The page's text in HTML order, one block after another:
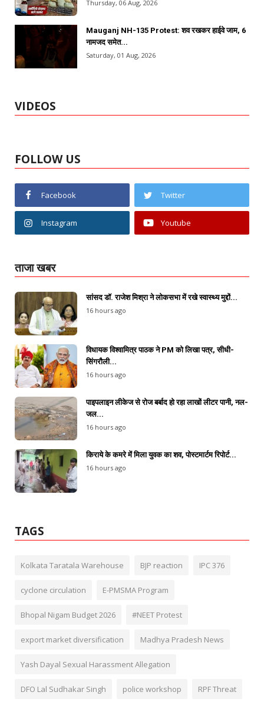
Thursday, 06 Aug, 2026
Mauganj NH-135 Protest: शव रखकर हाईवे जाम, 6
नामजद समेत...
Saturday, 01 Aug, 2026
VIDEOS
FOLLOW US
Facebook Twitter
Instagram Youtube
ताजा खबर
सांसद डॉ. राजेश मिश्रा ने लोकसभा में रखे स्वास्थ्य मुद्दों...
16 hours ago
विधायक विश्वामित्र पाठक ने PM को लिखा पत्र, सीधी-
सिंगरौली...
16 hours ago
पाइपलाइन लीकेज से रोज बर्बाद हो रहा लाखों लीटर पानी, नल-
जल...
16 hours ago
किराये के कमरे में मिला युवक का शव, पोस्टमार्टम रिपोर्ट...
16 hours ago
TAGS
Kolkata Taratala Warehouse BJP reaction IPC 376
cyclone circulation E-PMSMA Program
Bhopal Nigam Budget 2026 #NEET Protest
export market diversification Madhya Pradesh News
Yash Dayal Sexual Harassment Allegation
DFO Lal Sudhakar Singh police workshop RPF Threat